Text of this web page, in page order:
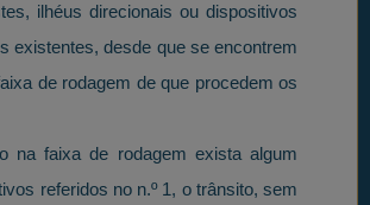
ilhéus direcionais ou dispositivos
existentes, desde que se encontrem
de rodagem de que procedem os
na faixa de rodagem exista algum
referidos no n.º 1, o trânsito, sem